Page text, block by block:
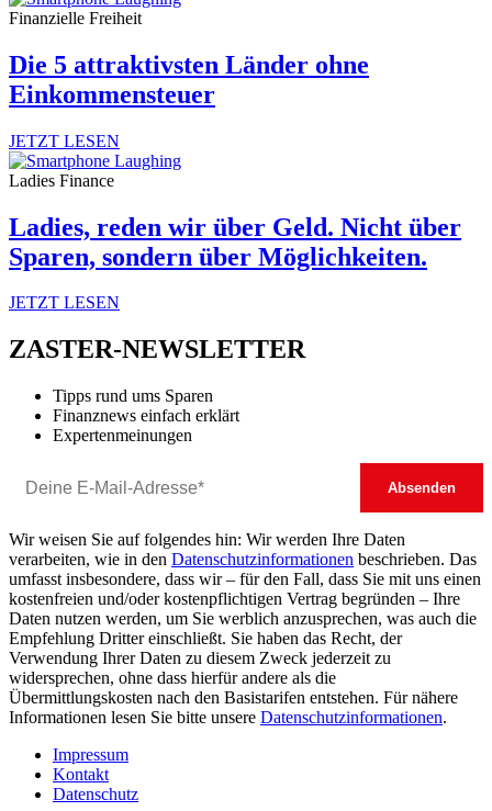
Finanzielle Freiheit
Die 5 attraktivsten Länder ohne
Einkommensteuer
JETZT LESEN
Ladies Finance
Ladies, reden wir über Geld. Nicht über
Sparen, sondern über Möglichkeiten.
JETZT LESEN
ZASTER-NEWSLETTER
Tipps rund ums Sparen
Finanznews einfach erklärt
Expertenmeinungen
Wir weisen Sie auf folgendes hin: Wir werden Ihre Daten
verarbeiten, wie in den Datenschutzinformationen beschrieben. Das
umfasst insbesondere, dass wir – für den Fall, dass Sie mit uns einen
kostenfreien und/oder kostenpflichtigen Vertrag begründen – Ihre
Daten nutzen werden, um Sie werblich anzusprechen, was auch die
Empfehlung Dritter einschließt. Sie haben das Recht, der
Verwendung Ihrer Daten zu diesem Zweck jederzeit zu
widersprechen, ohne dass hierfür andere als die
Übermittlungskosten nach den Basistarifen entstehen. Für nähere
Informationen lesen Sie bitte unsere Datenschutzinformationen.
Impressum
Kontakt
Datenschutz